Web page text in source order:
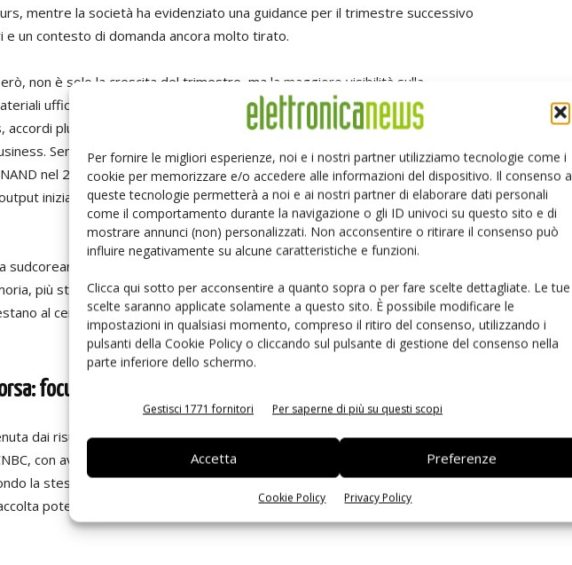
Per fornire le migliori esperienze, noi e i nostri partner utilizziamo tecnologie come i
cookie per memorizzare e/o accedere alle informazioni del dispositivo. Il consenso a
queste tecnologie permetterà a noi e ai nostri partner di elaborare dati personali
come il comportamento durante la navigazione o gli ID univoci su questo sito e di
mostrare annunci (non) personalizzati. Non acconsentire o ritirare il consenso può
influire negativamente su alcune caratteristiche e funzioni.
Clicca qui sotto per acconsentire a quanto sopra o per fare scelte dettagliate. Le tue
scelte saranno applicate solamente a questo sito. È possibile modificare le
impostazioni in qualsiasi momento, compreso il ritiro del consenso, utilizzando i
pulsanti della Cookie Policy o cliccando sul pulsante di gestione del consenso nella
parte inferiore dello schermo.
Gestisci 1771 fornitori Per saperne di più su questi scopi
Accetta Preferenze
Cookie Policy Privacy Policy
mentre la società ha evidenziato una guidance per il trimestre successivo
e un contesto di domanda ancora molto tirato.
non è solo la crescita del trimestre, ma la maggiore visibilità sulla
ufficiali Micron spiega di stare lavorando con i clienti su Strategic
pluriennali diversi dai precedenti LTA e pensati per dare maggiore
Sempre nei documenti per gli investitori, il gruppo indica che la
nel 2026 resterà vincolata dall’offerta e che nuova capacità significativa
iniziale da nuovi impianti atteso tra il 2027 e il 2028 a seconda dei siti
sudcoreana e internazionale si sta già consolidando la lettura di un possibile
più strutturale di una normale ripresa ciclica. In questo contesto,
al centro dell’attenzione del mercato per la loro esposizione diretta alla
focus su HBM e accesso ai capitali USA
dai risultati di Micron e dall’annuncio del progetto di quotazione ADR al
con avvio delle negoziazioni indicato per il 10 luglio, pur con date definite
la stessa ricostruzione, l’operazione prevede l’emissione di 17,79 milioni
potenziale vicina a 45,45 trilioni di won, pari a circa 29,6 miliardi di